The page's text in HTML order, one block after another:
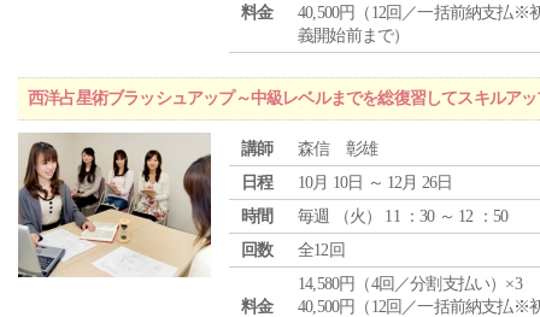
料金
40,500円（12回／一括前納支払※
義開始前まで）
西洋占星術ブラッシュアップ～中級レベルまでを総復習してスキルア
講師
森信 彰雄
日程
10月 10日 ～ 12月 26日
時間
毎週 （火 ） 11 ：30 ～ 12 ：50
回数
全12回
料金
14,580円（4回／分割支払い）×3
40,500円（12回／一括前納支払※